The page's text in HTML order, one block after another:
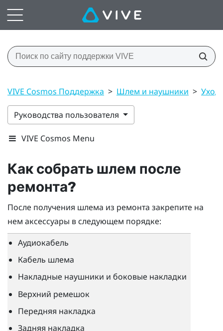
VIVE Cosmos Поддержка > Шлем и наушники > Уход
Руководства пользователя
VIVE Cosmos Menu
Как собрать шлем после
ремонта?
После получения шлема из ремонта закрепите на
нем аксессуары в следующем порядке:
Аудиокабель
Кабель шлема
Накладные наушники и боковые накладки
Верхний ремешок
Передняя накладка
Задняя накладка